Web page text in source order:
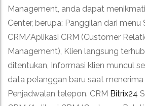
Management, anda dapat
Center, berupa: Panggilan dari
CRM/Aplikasi CRM (Customer
Management), Klien langsung
ditentukan, Informasi klien muncul
data pelanggan baru saat menerima
Penjadwalan telepon. CRM Bitrix24